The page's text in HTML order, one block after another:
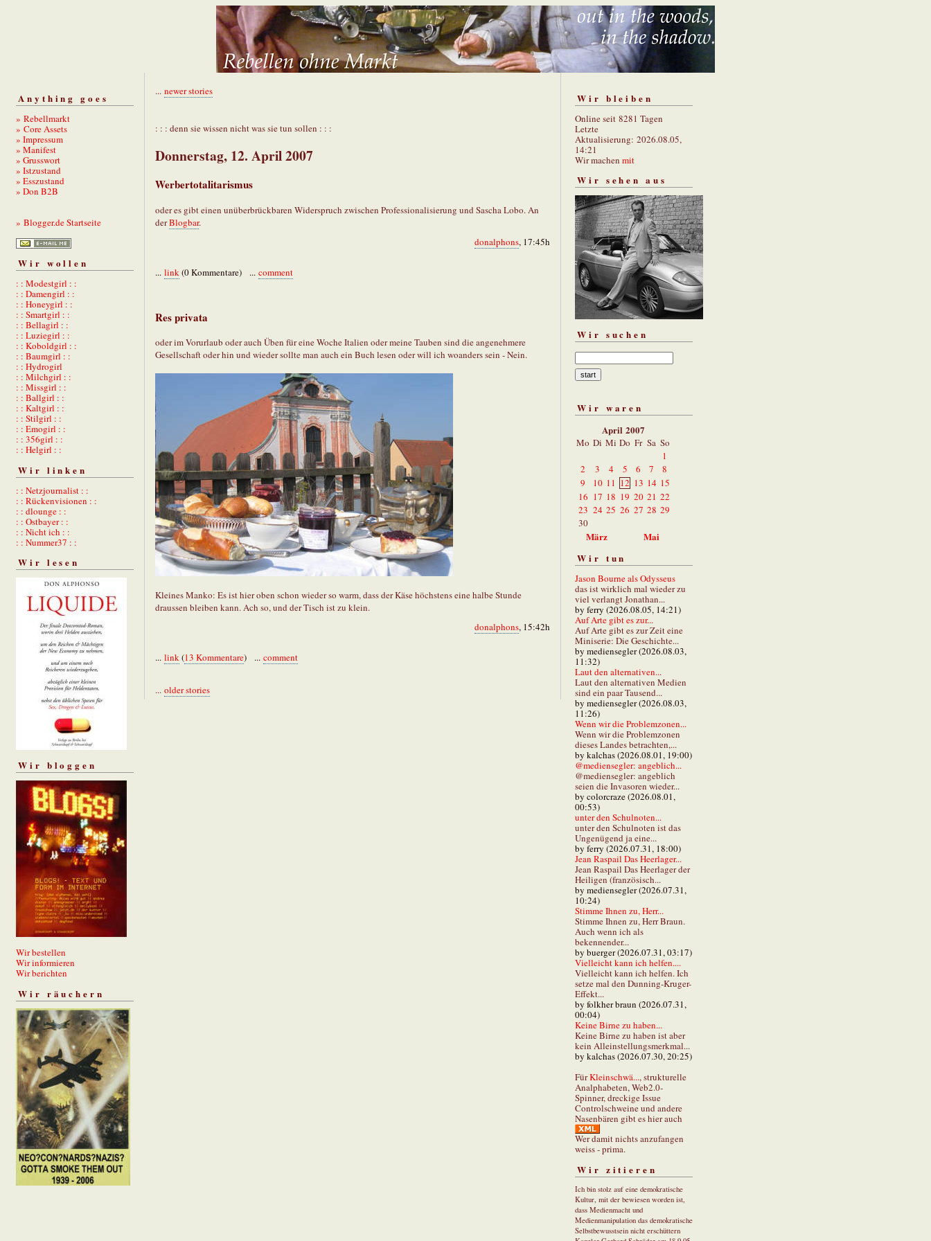
Anything goes
» Rebellmarkt
» Core Assets
» Impressum
» Manifest
» Grusswort
» Istzustand
» Esszustand
» Don B2B
» Blogger.de Startseite
Wir wollen
: : Modestgirl : :
: : Damengirl : :
: : Honeygirl : :
: : Smartgirl : :
: : Bellagirl : :
: : Luziegirl : :
: : Koboldgirl : :
: : Baumgirl : :
: : Hydrogirl
: : Milchgirl : :
: : Missgirl : :
: : Ballgirl : :
: : Kaltgirl : :
: : Stilgirl : :
: : Emogirl : :
: : 356girl : :
: : Helgirl : :
Wir linken
: : Netzjournalist : :
: : Rückenvisionen : :
: : dlounge : :
: : Ostbayer : :
: : Nicht ich : :
: : Nummer37 : :
Wir lesen
Wir bloggen
Wir bestellen
Wir informieren
Wir berichten
Wir räuchern
... newer stories
: : : denn sie wissen nicht was sie tun sollen : : :
Donnerstag, 12. April 2007
Werbertotalitarismus
oder es gibt einen unüberbrückbaren Widerspruch zwischen Professionalisierung und Sascha Lobo. An
derBlogbar.
donalphons, 17:45h
... link (0 Kommentare) ... comment
Res privata
oder im Vorurlaub oder auch Üben für eine Woche Italien oder meine Tauben sind die angenehmere
Gesellschaft oder hin und wieder sollte man auch ein Buch lesen oder will ich woanders sein - Nein.
Kleines Manko: Es ist hier oben schon wieder so warm, dass der Käse höchstens eine halbe Stunde
draussen bleiben kann. Ach so, und der Tisch ist zu klein.
donalphons, 15:42h
... link(13 Kommentare) ... comment
... older stories
Wir bleiben
Online seit 8281 Tagen
Letzte
Aktualisierung: 2026.08.05,
14:21
Wir machen mit
Wir sehen aus
Wir suchen
Wir waren
April 2007
Mo Di Mi Do Fr Sa So
1
2
3 4 5 6 7
8
9
10 11 12 13 14 15
16 17 18 19 20 21 22
23 24 25 26 27 28 29
30
März
Mai
Wir tun
Jason Bourne als Odysseus
das ist wirklich mal wieder zu
viel verlangt Jonathan...
by ferry (2026.08.05, 14:21)
Auf Arte gibt es zur...
Auf Arte gibt es zur Zeit eine
Miniserie: Die Geschichte...
by mediensegler (2026.08.03,
11:32)
Laut den alternativen...
Laut den alternativen Medien
sind ein paar Tausend...
by mediensegler (2026.08.03,
11:26)
Wenn wir die Problemzonen...
Wenn wir die Problemzonen
dieses Landes betrachten,...
by kalchas (2026.08.01, 19:00)
@mediensegler: angeblich...
@mediensegler: angeblich
seien die Invasoren wieder...
by colorcraze (2026.08.01,
00:53)
unter den Schulnoten...
unter den Schulnoten ist das
Ungenügend ja eine...
by ferry (2026.07.31, 18:00)
Jean Raspail Das Heerlager...
Jean Raspail Das Heerlager der
Heiligen (französisch...
by mediensegler (2026.07.31,
10:24)
Stimme Ihnen zu, Herr...
Stimme Ihnen zu, Herr Braun.
Auch wenn ich als
bekennender...
by buerger (2026.07.31, 03:17)
Vielleicht kann ich helfen....
Vielleicht kann ich helfen. Ich
setze mal den Dunning-Kruger-
Effekt...
by folkher braun (2026.07.31,
00:04)
Keine Birne zu haben...
Keine Birne zu haben ist aber
kein Alleinstellungsmerkmal...
by kalchas (2026.07.30, 20:25)
FürKleinschwä..., strukturelle
Analphabeten, Web2.0-
Spinner, dreckige Issue
Controlschweine und andere
Nasenbären gibt es hier auch
Wer damit nichts anzufangen
weiss - prima.
Wir zitieren
Ich bin stolz auf eine demokratische
Kultur, mit der bewiesen worden ist,
dass Medienmacht und
Medienmanipulation das demokratische
Selbstbewusstsein nicht erschüttern